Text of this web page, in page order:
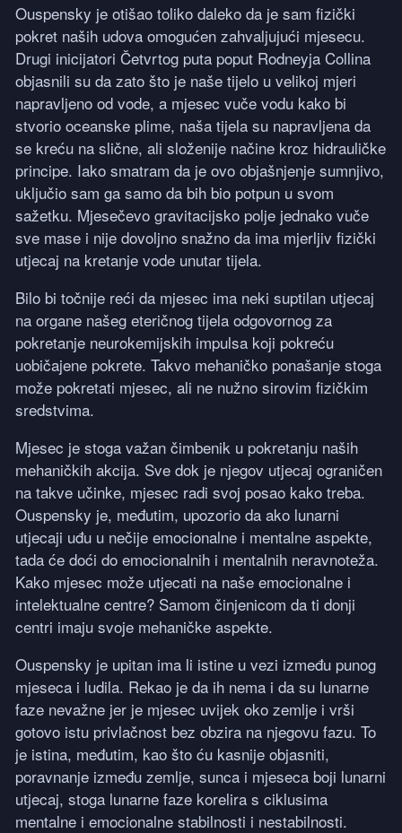
Ouspensky je otišao toliko daleko da je sam fizički
pokret naših udova omogućen zahvaljujući mjesecu.
Drugi inicijatori Četvrtog puta poput Rodneyja Collina
objasnili su da zato što je naše tijelo u velikoj mjeri
napravljeno od vode, a mjesec vuče vodu kako bi
stvorio oceanske plime, naša tijela su napravljena da
se kreću na slične, ali složenije načine kroz hidrauličke
principe. Iako smatram da je ovo objašnjenje sumnjivo,
uključio sam ga samo da bih bio potpun u svom
sažetku. Mjesečevo gravitacijsko polje jednako vuče
sve mase i nije dovoljno snažno da ima mjerljiv fizički
utjecaj na kretanje vode unutar tijela.
Bilo bi točnije reći da mjesec ima neki suptilan utjecaj
na organe našeg eteričnog tijela odgovornog za
pokretanje neurokemijskih impulsa koji pokreću
uobičajene pokrete. Takvo mehaničko ponašanje stoga
može pokretati mjesec, ali ne nužno sirovim fizičkim
sredstvima.
Mjesec je stoga važan čimbenik u pokretanju naših
mehaničkih akcija. Sve dok je njegov utjecaj ograničen
na takve učinke, mjesec radi svoj posao kako treba.
Ouspensky je, međutim, upozorio da ako lunarni
utjecaji uđu u nečije emocionalne i mentalne aspekte,
tada će doći do emocionalnih i mentalnih neravnoteža.
Kako mjesec može utjecati na naše emocionalne i
intelektualne centre? Samom činjenicom da ti donji
centri imaju svoje mehaničke aspekte.
Ouspensky je upitan ima li istine u vezi između punog
mjeseca i ludila. Rekao je da ih nema i da su lunarne
faze nevažne jer je mjesec uvijek oko zemlje i vrši
gotovo istu privlačnost bez obzira na njegovu fazu. To
je istina, međutim, kao što ću kasnije objasniti,
poravnanje između zemlje, sunca i mjeseca boji lunarni
utjecaj, stoga lunarne faze korelira s ciklusima
mentalne i emocionalne stabilnosti i nestabilnosti.